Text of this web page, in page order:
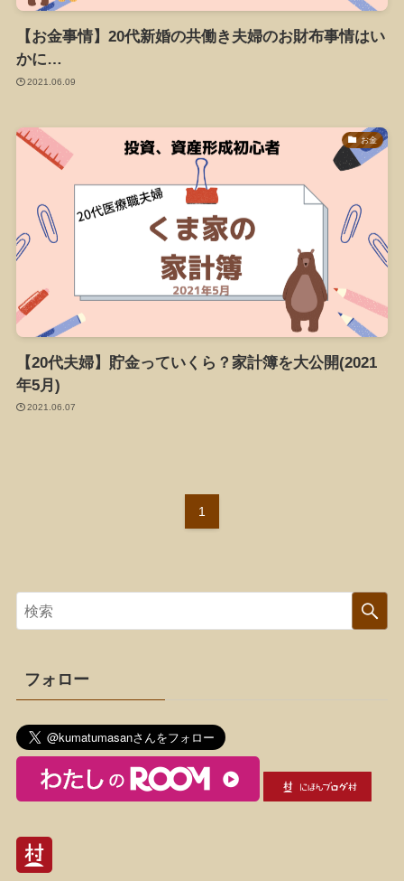
【お金事情】20代新婚の共働き夫婦のお財布事情はい
かに…
2021.06.09
お金
【20代夫婦】貯金っていくら？家計簿を大公開(2021
年5月)
2021.06.07
1
フォロー